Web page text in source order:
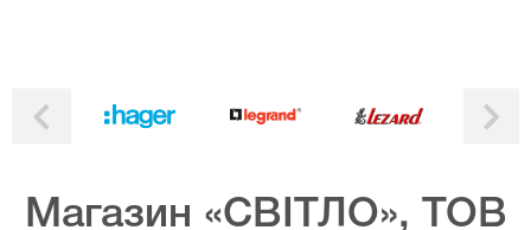
Магазин «СВІТЛО», ТОВ